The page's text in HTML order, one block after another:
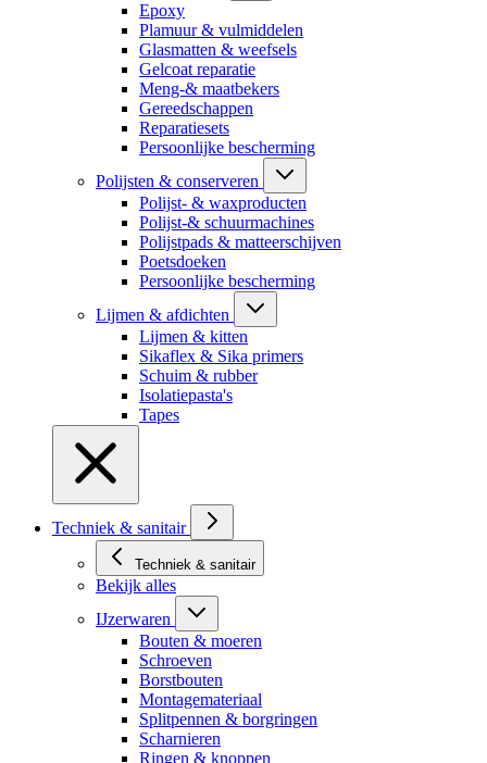
Epoxy
Plamuur & vulmiddelen
Glasmatten & weefsels
Gelcoat reparatie
Meng-& maatbekers
Gereedschappen
Reparatiesets
Persoonlijke bescherming
Polijsten & conserveren
Polijst- & waxproducten
Polijst-& schuurmachines
Polijstpads & matteerschijven
Poetsdoeken
Persoonlijke bescherming
Lijmen & afdichten
Lijmen & kitten
Sikaflex & Sika primers
Schuim & rubber
Isolatiepasta's
Tapes
Techniek & sanitair
Techniek & sanitair
Bekijk alles
IJzerwaren
Bouten & moeren
Schroeven
Borstbouten
Montagemateriaal
Splitpennen & borgringen
Scharnieren
Ringen & knoppen